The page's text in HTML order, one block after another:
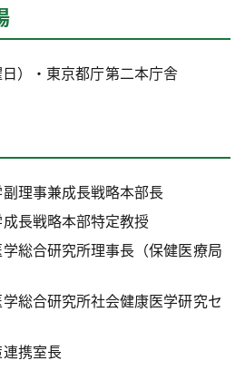
）・東京都庁第二本庁舎
理事兼成長戦略本部長
長戦略本部特定教授
総合研究所理事長（保健医療局
総合研究所社会健康医学研究セ
携室長